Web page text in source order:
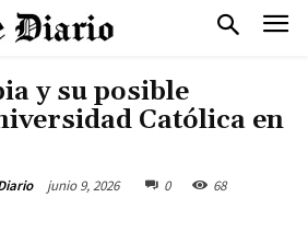
y su posible
Católica en
junio 9, 2026 0 68